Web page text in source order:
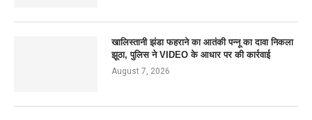
खालिस्तानी झंडा फहराने का आतंकी पन्नू का दावा निकला
झूठा, पुलिस ने VIDEO के आधार पर की कार्रवाई
August 7, 2026